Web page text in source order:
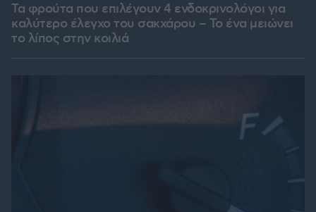
Τα φρούτα που επιλέγουν 4 ενδοκρινολόγοι για
καλύτερο έλεγχο του σακχάρου – Το ένα μειώνει
το λίπος στην κοιλιά